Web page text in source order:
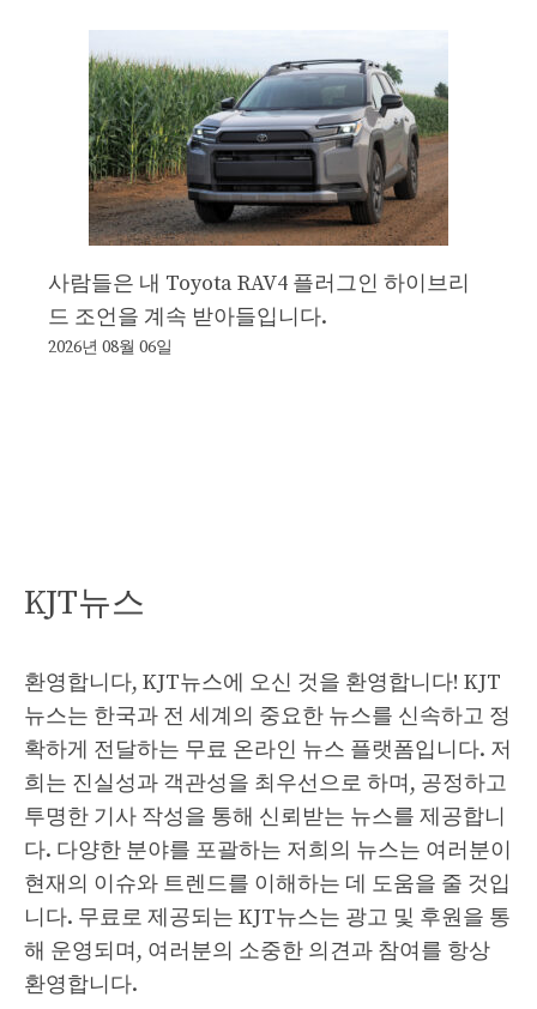
사람들은 내 Toyota RAV4 플러그인 하이브리
드 조언을 계속 받아들입니다.
2026년 08월 06일
KJT뉴스
환영합니다, KJT뉴스에 오신 것을 환영합니다! KJT
뉴스는 한국과 전 세계의 중요한 뉴스를 신속하고 정
확하게 전달하는 무료 온라인 뉴스 플랫폼입니다. 저
희는 진실성과 객관성을 최우선으로 하며, 공정하고
투명한 기사 작성을 통해 신뢰받는 뉴스를 제공합니
다. 다양한 분야를 포괄하는 저희의 뉴스는 여러분이
현재의 이슈와 트렌드를 이해하는 데 도움을 줄 것입
니다. 무료로 제공되는 KJT뉴스는 광고 및 후원을 통
해 운영되며, 여러분의 소중한 의견과 참여를 항상
환영합니다.